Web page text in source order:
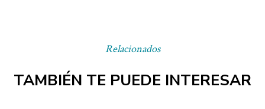
Relacionados
TAMBIÉN TE PUEDE INTERESAR